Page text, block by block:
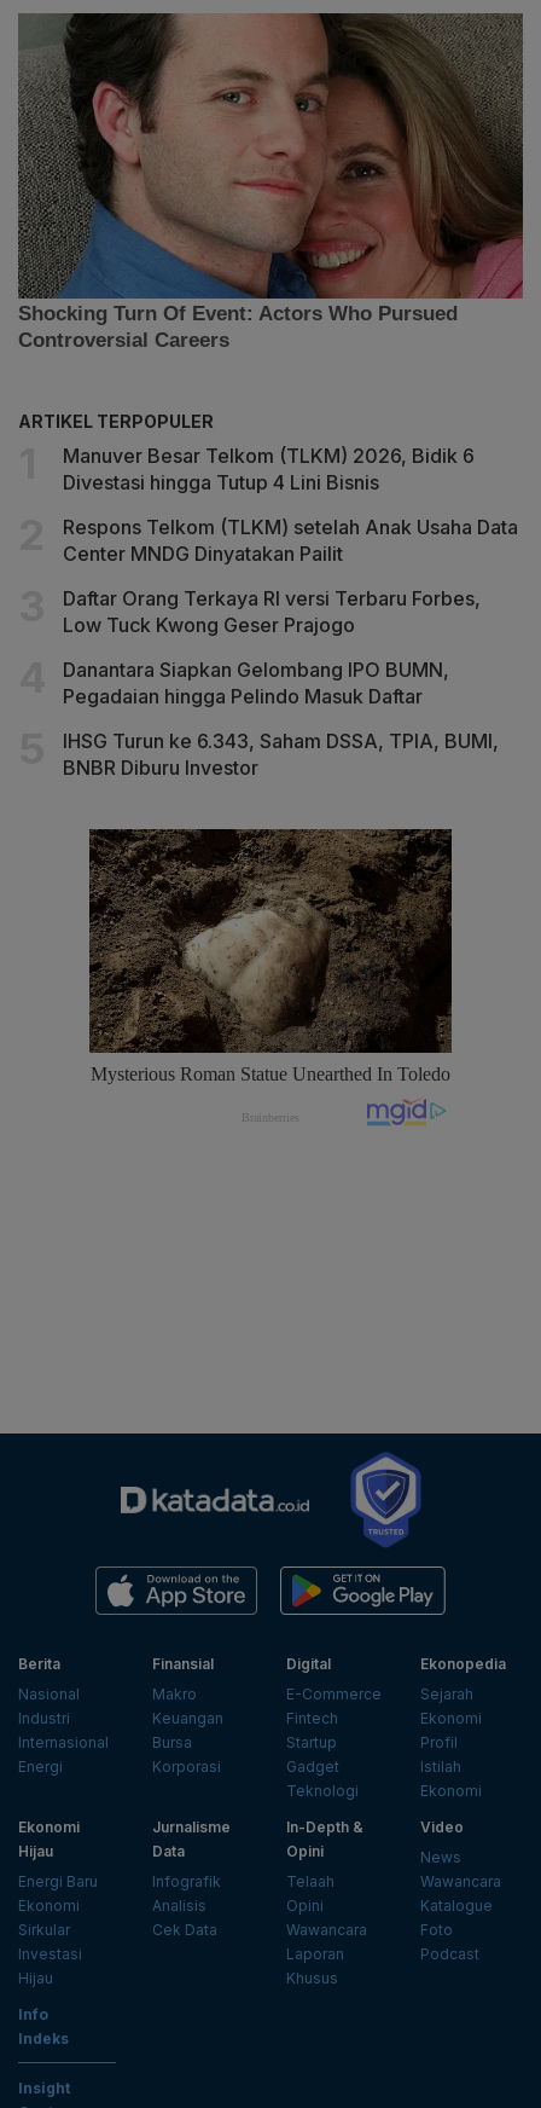
ARTIKEL TERPOPULER
Manuver Besar Telkom (TLKM) 2026, Bidik 6
Divestasi hingga Tutup 4 Lini Bisnis
Respons Telkom (TLKM) setelah Anak Usaha Data
Center MNDG Dinyatakan Pailit
Daftar Orang Terkaya RI versi Terbaru Forbes,
Low Tuck Kwong Geser Prajogo
Danantara Siapkan Gelombang IPO BUMN,
Pegadaian hingga Pelindo Masuk Daftar
IHSG Turun ke 6.343, Saham DSSA, TPIA, BUMI,
BNBR Diburu Investor
Berita
Nasional
Industri
Internasional
Energi
Finansial
Makro
Keuangan
Bursa
Korporasi
Digital
E-Commerce
Fintech
Startup
Gadget
Teknologi
Ekonopedia
Sejarah
Ekonomi
Profil
Istilah
Ekonomi
Ekonomi
Hijau
Energi Baru
Ekonomi
Sirkular
Investasi
Hijau
Jurnalisme
Data
Infografik
Analisis
Cek Data
In-Depth &
Opini
Telaah
Opini
Wawancara
Laporan
Khusus
Video
News
Wawancara
Katalogue
Foto
Podcast
Info
Indeks
Insight